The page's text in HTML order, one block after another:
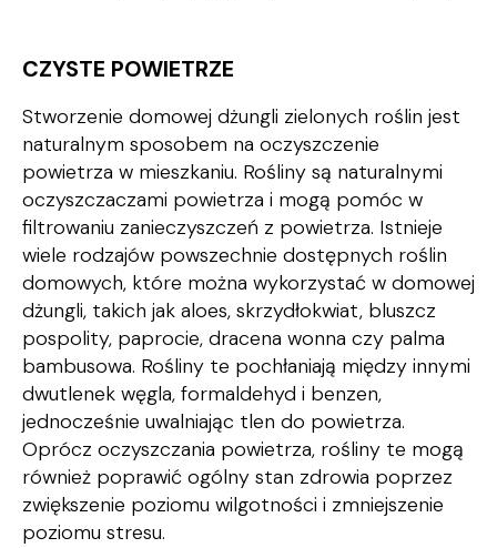
CZYSTE POWIETRZE
Stworzenie domowej dżungli zielonych roślin jest
naturalnym sposobem na oczyszczenie
powietrza w mieszkaniu. Rośliny są naturalnymi
oczyszczaczami powietrza i mogą pomóc w
filtrowaniu zanieczyszczeń z powietrza. Istnieje
wiele rodzajów powszechnie dostępnych roślin
domowych, które można wykorzystać w domowej
dżungli, takich jak aloes, skrzydłokwiat, bluszcz
pospolity, paprocie, dracena wonna czy palma
bambusowa. Rośliny te pochłaniają między innymi
dwutlenek węgla, formaldehyd i benzen,
jednocześnie uwalniając tlen do powietrza.
Oprócz oczyszczania powietrza, rośliny te mogą
również poprawić ogólny stan zdrowia poprzez
zwiększenie poziomu wilgotności i zmniejszenie
poziomu stresu.